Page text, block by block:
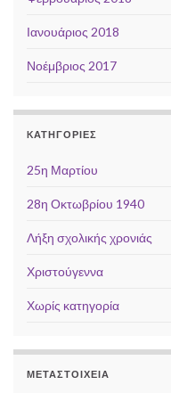
Ιανουάριος 2018
Νοέμβριος 2017
KΑΤΗΓΟΡΊΕΣ
25η Μαρτίου
28η Οκτωβρίου 1940
Λήξη σχολικής χρονιάς
Χριστούγεννα
Χωρίς κατηγορία
ΜΕΤΑΣΤΟΙΧΕΊΑ